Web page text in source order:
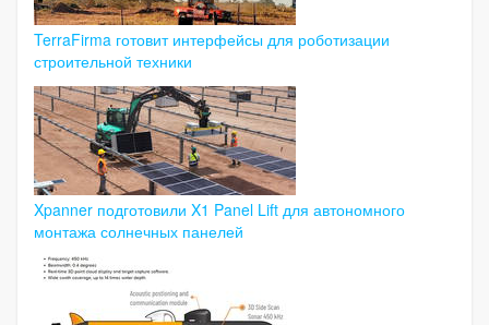
TerraFirma готовит интерфейсы для роботизации
строительной техники
Xpanner подготовили X1 Panel Lift для автономного
монтажа солнечных панелей